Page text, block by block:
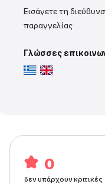
Εισάγετε τη
παραγγελίας
Γλώσσες
0
δεν υπάρχουν κριτικές